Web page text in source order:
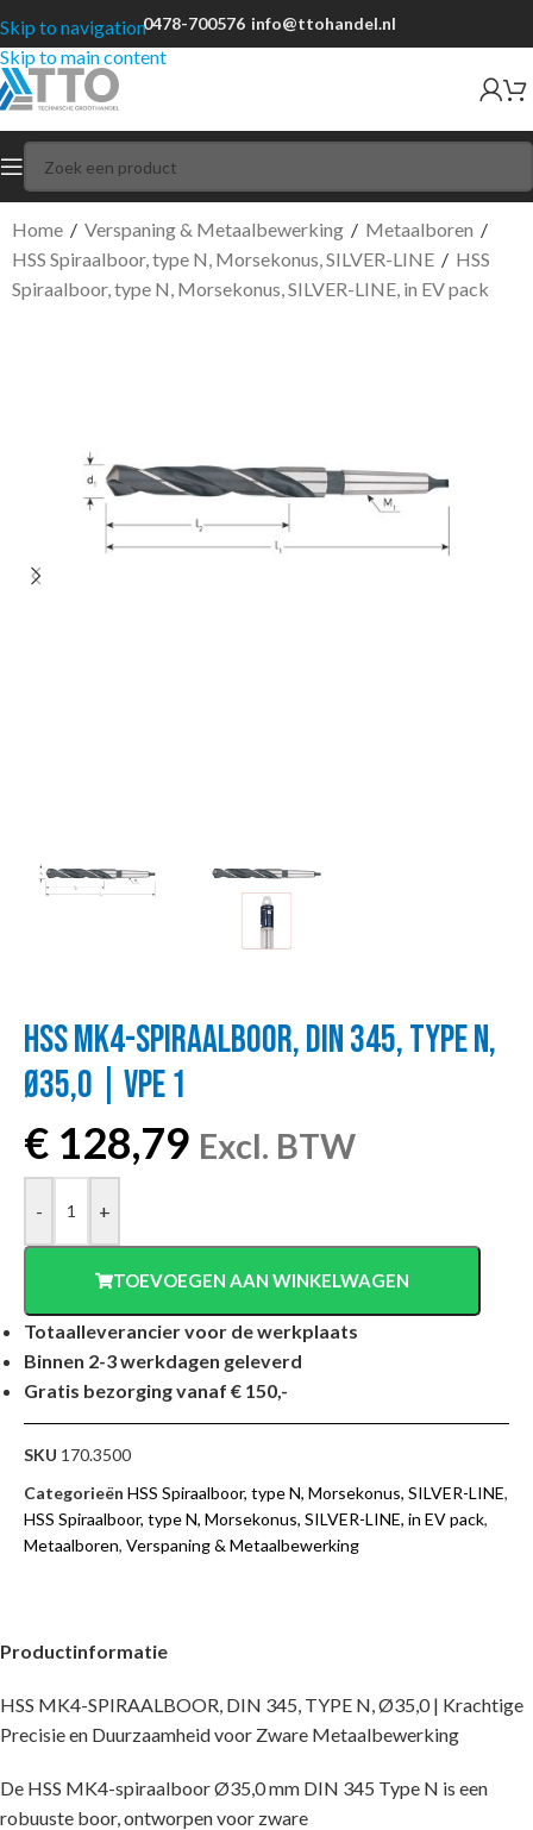
Skip to navigation
Skip to main content
0478-700576 info@ttohandel.nl
Home / Verspaning & Metaalbewerking / Metaalboren /
HSS Spiraalboor, type N, Morsekonus, SILVER-LINE / HSS
Spiraalboor, type N, Morsekonus, SILVER-LINE, in EV pack
HSS MK4-SPIRAALBOOR, DIN 345, TYPE N,
Ø35,0 | VPE 1
€ 128,79 Excl. BTW
- +
TOEVOEGEN AAN WINKELWAGEN
Totaalleverancier voor de werkplaats
Binnen 2-3 werkdagen geleverd
Gratis bezorging vanaf € 150,-
SKU 170.3500
Categorieën HSS Spiraalboor, type N, Morsekonus, SILVER-LINE,
HSS Spiraalboor, type N, Morsekonus, SILVER-LINE, in EV pack,
Metaalboren, Verspaning & Metaalbewerking
Productinformatie
HSS MK4-SPIRAALBOOR, DIN 345, TYPE N, Ø35,0 | Krachtige
Precisie en Duurzaamheid voor Zware Metaalbewerking
De HSS MK4-spiraalboor Ø35,0 mm DIN 345 Type N is een
robuuste boor, ontworpen voor zware